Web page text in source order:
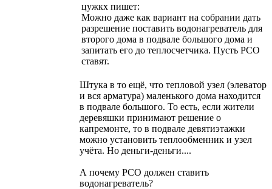
цужкх пишет:
Можно даже как вариант на собрании дать
разрешение поставить водонагреватель для
второго дома в подвале большого дома и
запитать его до теплосчетчика. Пусть РСО
ставят.
Штука в то ещё, что тепловой узел (элеватор
и вся арматура) маленького дома находится
в подвале большого. То есть, если жители
деревяшки принимают решение о
капремонте, то в подвале девятиэтажки
можно установить теплообменник и узел
учёта. Но деньги-деньги....
А почему РСО должен ставить
водонагреватель?